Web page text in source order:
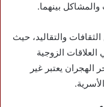
والمشاكل بينهما.
والتقاليد، حيث
الزوجية
يعتبر غير